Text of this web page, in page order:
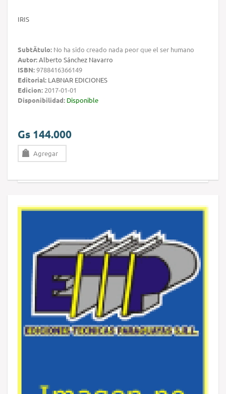
IRIS
SubtÃ­tulo: No ha sido creado nada peor que el ser humano
Autor:Alberto Sánchez Navarro
ISBN:9788416366149
Editorial: LABNAR EDICIONES
Edicion: 2017-01-01
Disponibilidad: Disponible
Gs 144.000
Agregar